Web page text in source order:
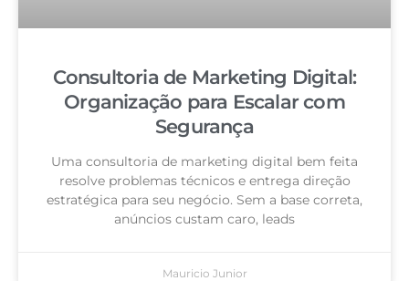
Consultoria de Marketing Digital:
Organização para Escalar com
Segurança
Uma consultoria de marketing digital bem feita
resolve problemas técnicos e entrega direção
estratégica para seu negócio. Sem a base correta,
anúncios custam caro, leads
Mauricio Junior